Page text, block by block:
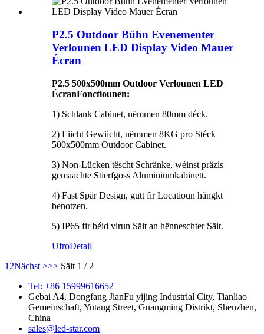
P2.5 Outdoor Bühn Evenementer
Verlounen LED Display Video Mauer
Écran
P2.5 500x500mm Outdoor Verlounen LED
ÉcranFonctiounen:
1) Schlank Cabinet, nëmmen 80mm déck.
2) Liicht Gewiicht, nëmmen 8KG pro Stéck
500x500mm Outdoor Cabinet.
3) Non-Lücken tëscht Schränke, wéinst präzis
gemaachte Stierfgoss Aluminiumkabinett.
4) Fast Spär Design, gutt fir Locatioun hängkt
benotzen.
5) IP65 fir béid virun Säit an hënneschter Säit.
UfroDetail
1 2Nächst >>> Säit 1 / 2
Tel: +86 15999616652
Gebai A4, Dongfang JianFu yijing Industrial City, Tianliao
Gemeinschaft, Yutang Street, Guangming Distrikt, Shenzhen,
China
sales@led-star.com